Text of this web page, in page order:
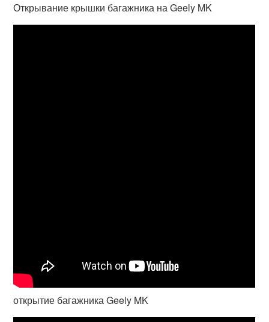
Открывание крышки багажника на Geely MK
открытие багажника Geely MK